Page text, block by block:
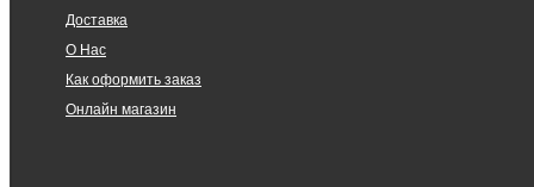
Доставка
О Нас
Как оформить заказ
Онлайн магазин